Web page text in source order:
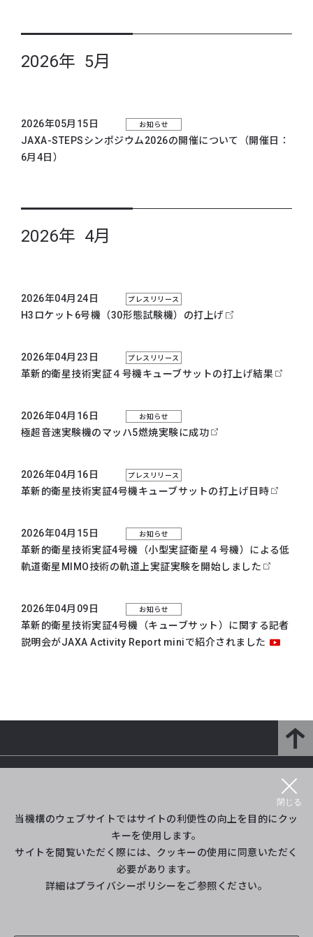
閉じる
当機構のウェブサイトではサイトの利便性の向上を目的にクッ
キーを使用します。
サイトを閲覧いただく際には、クッキーの使用に同意いただく
必要があります。
詳細はプライバシーポリシーをご参照ください。
2026年 5月
2026年05月15日 お知らせ
JAXA-STEPSシンポジウム2026の開催について（開催日：
6月4日）
2026年 4月
2026年04月24日 プレスリリース
H3ロケット6号機（30形態試験機）の打上げ
2026年04月23日 プレスリリース
革新的衛星技術実証４号機キューブサットの打上げ結果
2026年04月16日 お知らせ
極超音速実験機のマッハ5燃焼実験に成功
2026年04月16日 プレスリリース
革新的衛星技術実証4号機キューブサットの打上げ日時
2026年04月15日 お知らせ
革新的衛星技術実証4号機（小型実証衛星４号機）による低
軌道衛星MIMO技術の軌道上実証実験を開始しました
2026年04月09日 お知らせ
革新的衛星技術実証4号機（キューブサット）に関する記者
説明会がJAXA Activity Report miniで紹介されました
プロジェクト等紹介 イベント
ライブラリ （旧Twitter）